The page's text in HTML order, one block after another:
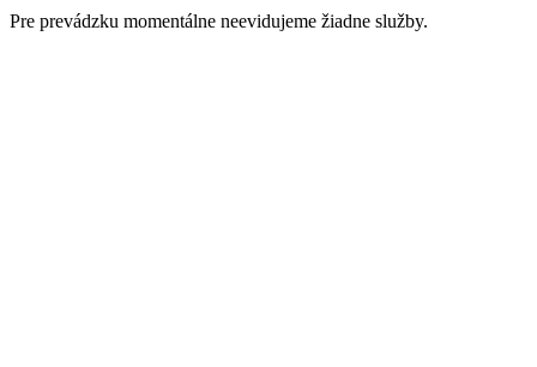
Pre prevádzku momentálne neevidujeme žiadne služby.